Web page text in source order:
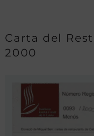
Carta del
2000